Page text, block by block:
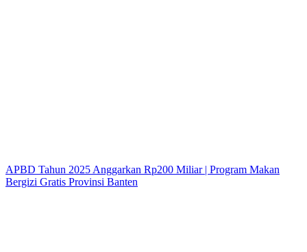
APBD Tahun 2025 Anggarkan Rp200 Miliar | Program Makan
Bergizi Gratis Provinsi Banten